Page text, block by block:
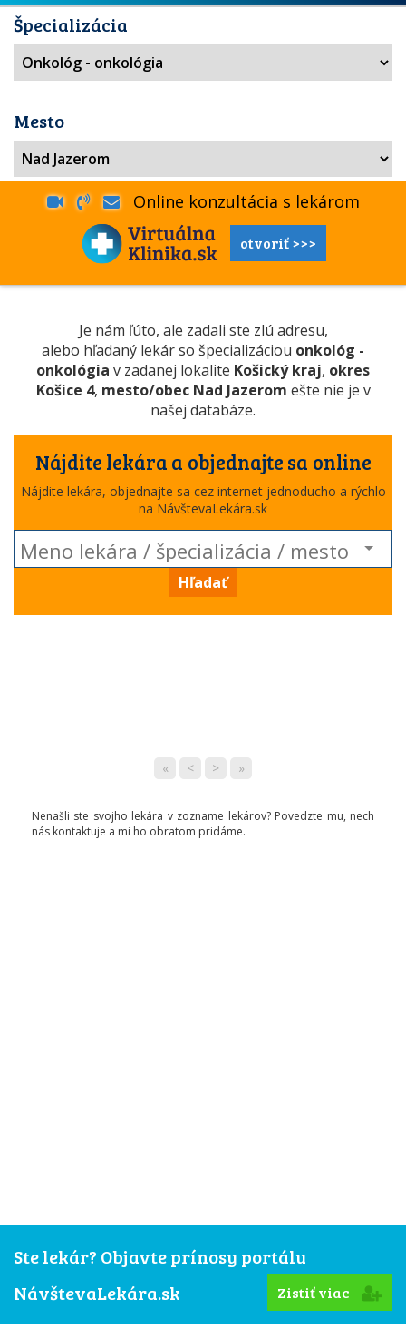
Špecializácia
Mesto
Online konzultácia s lekárom
otvoriť >>>
Je nám ľúto, ale zadali ste zlú adresu,
alebo hľadaný lekár so špecializáciou onkológ -
onkológia v zadanej lokalite Košický kraj, okres
Košice 4, mesto/obec Nad Jazerom ešte nie je v
našej databáze.
Nájdite lekára a objednajte sa online
Nájdite lekára, objednajte sa cez internet jednoducho a rýchlo
na NávštevaLekára.sk
Hľadať
« < > »
Nenašli ste svojho lekára v zozname lekárov? Povedzte mu, nech
nás kontaktuje a mi ho obratom pridáme.
Ste lekár? Objavte prínosy portálu
NávštevaLekára.sk
Zistiť viac